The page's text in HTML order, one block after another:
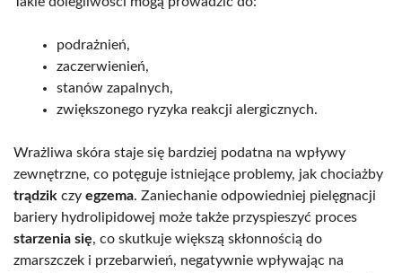
podrażnień,
zaczerwienień,
stanów zapalnych,
zwiększonego ryzyka reakcji alergicznych.
Wrażliwa skóra staje się bardziej podatna na wpływy
zewnętrzne, co potęguje istniejące problemy, jak chociażby
trądzik czy egzema. Zaniechanie odpowiedniej pielęgnacji
bariery hydrolipidowej może także przyspieszyć proces
starzenia się, co skutkuje większą skłonnością do
zmarszczek i przebarwień, negatywnie wpływając na